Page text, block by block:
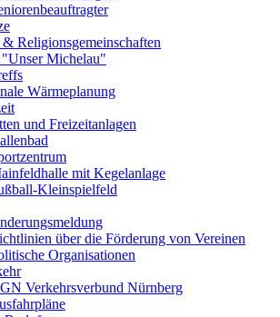
Religionsgemeinschaften
Michelau"
Wärmeplanung
und Freizeitanlagen
mit Kegelanlage
Kleinspielfeld
über die Förderung von Vereinen
Organisationen
Verkehrsverbund Nürnberg